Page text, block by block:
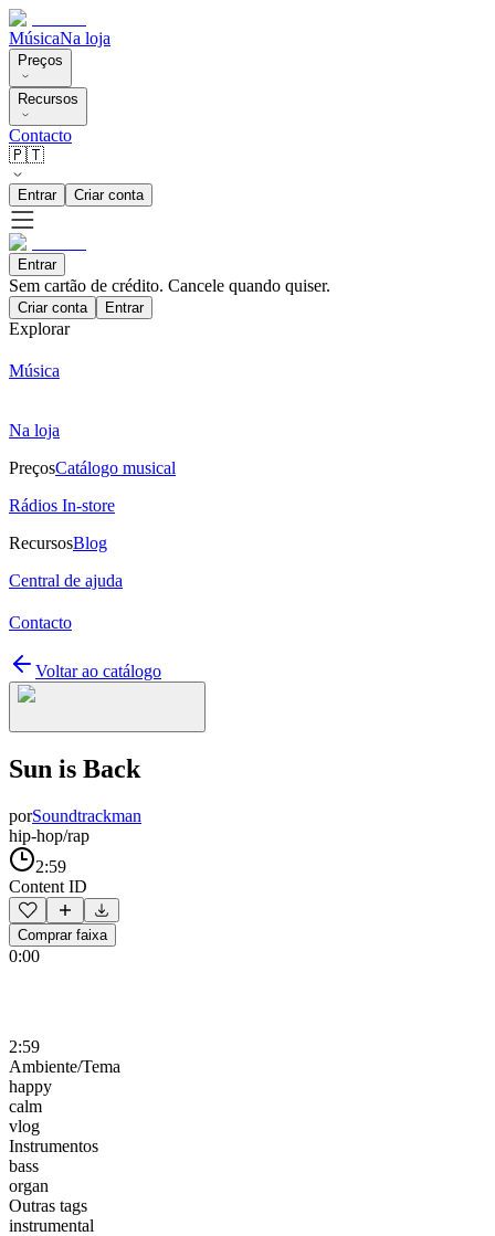
MúsicaNa loja
Preços
Recursos
Contacto
🇵🇹
Entrar Criar conta
Entrar
Sem cartão de crédito. Cancele quando quiser.
Criar conta Entrar
Explorar
Música
Na loja
PreçosCatálogo musical
Rádios In-store
RecursosBlog
Central de ajuda
Contacto
Voltar ao catálogo
Sun is Back
porSoundtrackman
hip-hop/rap
2:59
Content ID
Comprar faixa
0:00
2:59
Ambiente/Tema
happy
calm
vlog
Instrumentos
bass
organ
Outras tags
instrumental